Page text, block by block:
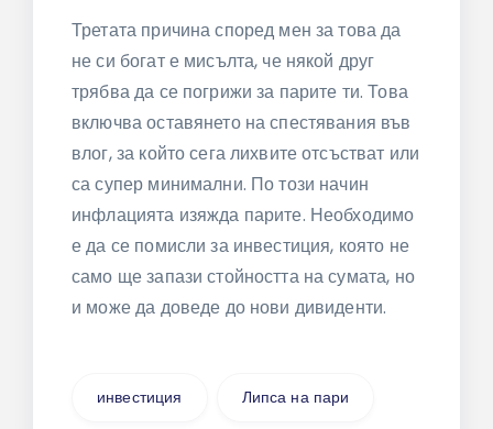
Третата причина според мен за това да
не си богат е мисълта, че някой друг
трябва да се погрижи за парите ти. Това
включва оставянето на спестявания във
влог, за който сега лихвите отсъстват или
са супер минимални. По този начин
инфлацията изяжда парите. Необходимо
е да се помисли за инвестиция, която не
само ще запази стойността на сумата, но
и може да доведе до нови дивиденти.
инвестиция Липса на пари